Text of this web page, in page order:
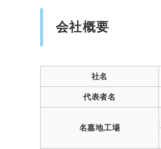
会社概要
社名
代表者名
名嘉地工場